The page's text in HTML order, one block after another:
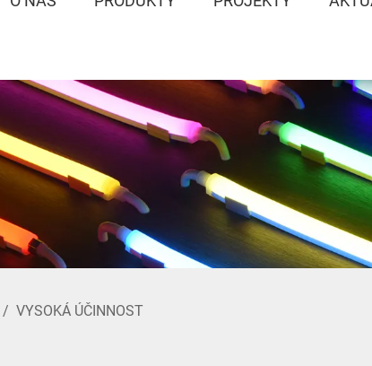
/ VYSOKÁ ÚČINNOST